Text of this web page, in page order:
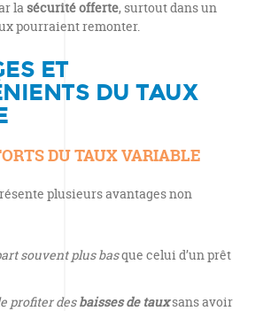
la sécurité offerte, surtout dans un
pourraient remonter.
ET
DU TAUX
DU TAUX VARIABLE
plusieurs avantages non
souvent plus basque celui d’un prêt
profiter desbaisses de tauxsans avoir